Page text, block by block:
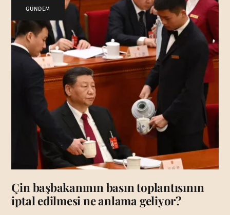
GÜNDEM
Çin başbakanının basın toplantısının
iptal edilmesi ne anlama geliyor?